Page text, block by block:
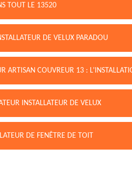
TOUT LE 13520
DE VELUX PARADOU
ARTISAN COUVREUR 13 :
INSTALLATEUR DE VELUX
DE FENÊTRE DE TOIT